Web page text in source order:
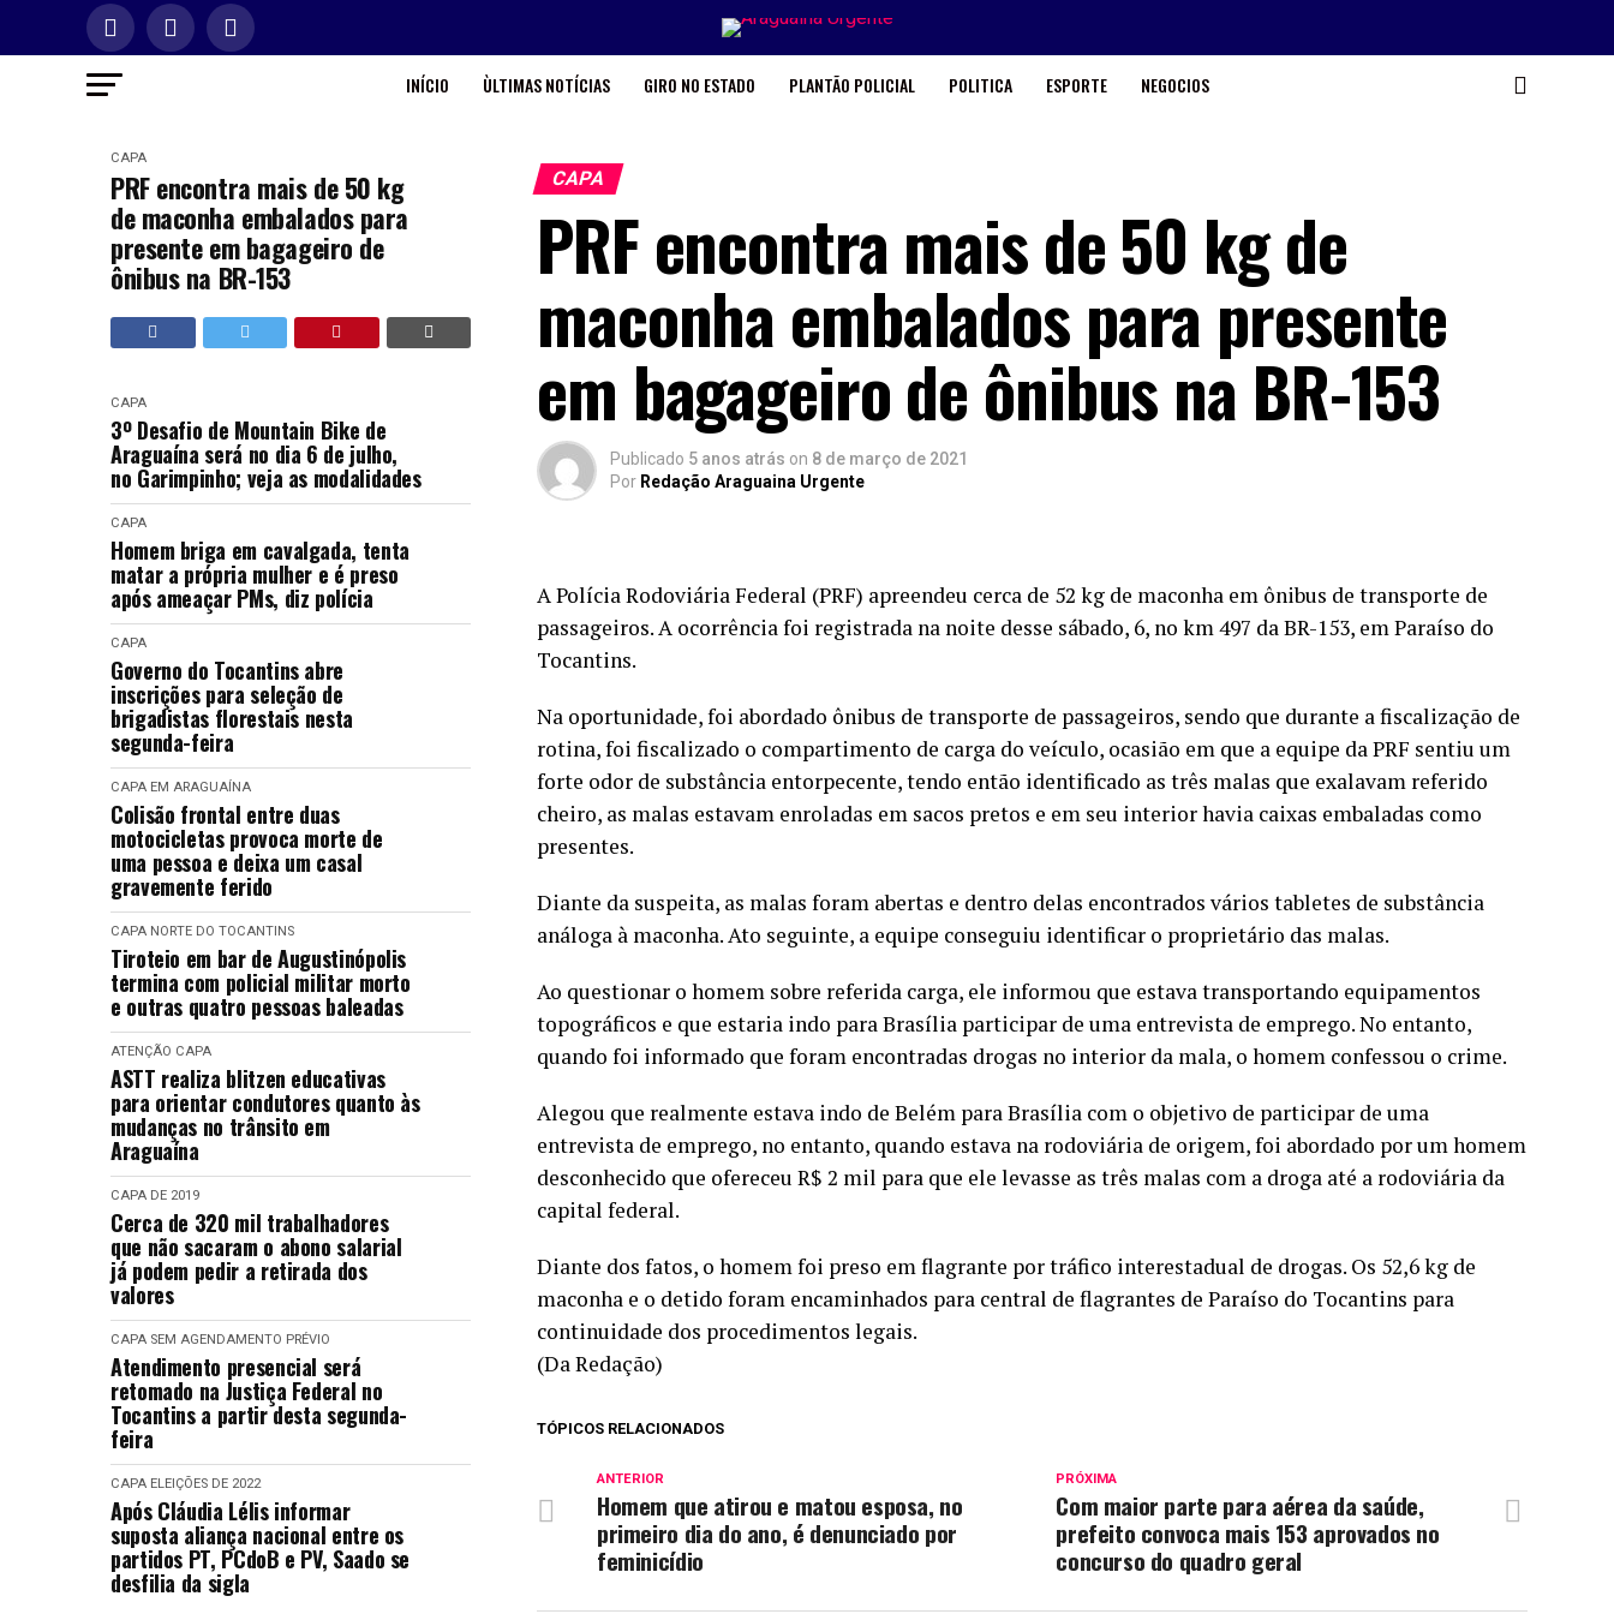
INÍCIO ÙLTIMAS NOTÍCIAS GIRO NO ESTADO PLANTÃO POLICIAL POLITICA ESPORTE NEGOCIOS
CAPA
PRF encontra mais de 50 kg
de maconha embalados para
presente em bagageiro de
ônibus na BR-153
CAPA
3º Desafio de Mountain Bike de
Araguaína será no dia 6 de julho,
no Garimpinho; veja as modalidades
CAPA
Homem briga em cavalgada, tenta
matar a própria mulher e é preso
após ameaçar PMs, diz polícia
CAPA
Governo do Tocantins abre
inscrições para seleção de
brigadistas florestais nesta
segunda-feira
CAPA EM ARAGUAÍNA
Colisão frontal entre duas
motocicletas provoca morte de
uma pessoa e deixa um casal
gravemente ferido
CAPA NORTE DO TOCANTINS
Tiroteio em bar de Augustinópolis
termina com policial militar morto
e outras quatro pessoas baleadas
ATENÇÃO CAPA
ASTT realiza blitzen educativas
para orientar condutores quanto às
mudanças no trânsito em
Araguaína
CAPA DE 2019
Cerca de 320 mil trabalhadores
que não sacaram o abono salarial
já podem pedir a retirada dos
valores
CAPA SEM AGENDAMENTO PRÉVIO
Atendimento presencial será
retomado na Justiça Federal no
Tocantins a partir desta segunda-
feira
CAPA ELEIÇÕES DE 2022
Após Cláudia Lélis informar
suposta aliança nacional entre os
partidos PT, PCdoB e PV, Saado se
desfilia da sigla
CAPA
PRF encontra mais de 50 kg de
maconha embalados para presente
em bagageiro de ônibus na BR-153
Publicado 5 anos atrás on 8 de março de 2021
Por Redação Araguaina Urgente
A Polícia Rodoviária Federal (PRF) apreendeu cerca de 52 kg de maconha em ônibus de transporte de
passageiros. A ocorrência foi registrada na noite desse sábado, 6, no km 497 da BR-153, em Paraíso do
Tocantins.
Na oportunidade, foi abordado ônibus de transporte de passageiros, sendo que durante a fiscalização de
rotina, foi fiscalizado o compartimento de carga do veículo, ocasião em que a equipe da PRF sentiu um
forte odor de substância entorpecente, tendo então identificado as três malas que exalavam referido
cheiro, as malas estavam enroladas em sacos pretos e em seu interior havia caixas embaladas como
presentes.
Diante da suspeita, as malas foram abertas e dentro delas encontrados vários tabletes de substância
análoga à maconha. Ato seguinte, a equipe conseguiu identificar o proprietário das malas.
Ao questionar o homem sobre referida carga, ele informou que estava transportando equipamentos
topográficos e que estaria indo para Brasília participar de uma entrevista de emprego. No entanto,
quando foi informado que foram encontradas drogas no interior da mala, o homem confessou o crime.
Alegou que realmente estava indo de Belém para Brasília com o objetivo de participar de uma
entrevista de emprego, no entanto, quando estava na rodoviária de origem, foi abordado por um homem
desconhecido que ofereceu R$ 2 mil para que ele levasse as três malas com a droga até a rodoviária da
capital federal.
Diante dos fatos, o homem foi preso em flagrante por tráfico interestadual de drogas. Os 52,6 kg de
maconha e o detido foram encaminhados para central de flagrantes de Paraíso do Tocantins para
continuidade dos procedimentos legais.
(Da Redação)
TÓPICOS RELACIONADOS
PRÓXIMA
Com maior parte para aérea da saúde,
prefeito convoca mais 153 aprovados no
concurso do quadro geral
ANTERIOR
Homem que atirou e matou esposa, no
primeiro dia do ano, é denunciado por
feminicídio